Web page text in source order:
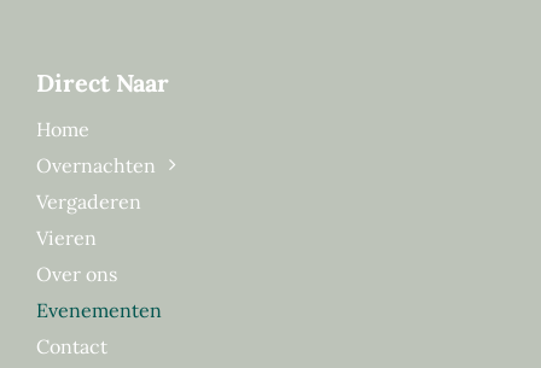
Direct Naar
Home
Overnachten
Vergaderen
Vieren
Over ons
Evenementen
Contact